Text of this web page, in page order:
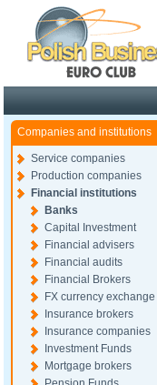
Companies and institutions
Service companies
Production companies
Financial institutions
Banks
Capital Investment
Financial advisers
Financial audits
Financial Brokers
FX currency exchange
Insurance brokers
Insurance companies
Investment Funds
Mortgage brokers